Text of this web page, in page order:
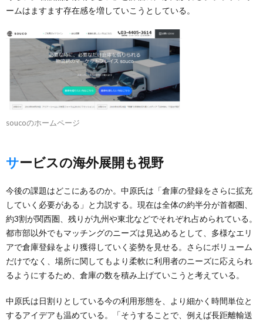
ームはますます存在感を増していこうとしている。
soucoのホームページ
サービスの海外展開も視野
今後の課題はどこにあるのか。中原氏は「倉庫の登録をさらに拡充
していく必要がある」と力説する。現在は全体の約半分が首都圏、
約3割が関西圏、残りが九州や東北などでそれぞれ占められている。
都市部以外でもマッチングのニーズは見込めるとして、多様なエリ
アで倉庫登録をより獲得していく姿勢を見せる。さらにボリューム
だけでなく、場所に関してもより柔軟に利用者のニーズに応えられ
るようにするため、倉庫の数を積み上げていこうと考えている。
中原氏は日割りとしている今の利用形態を、より細かく時間単位と
するアイデアも温めている。「そうすることで、例えば長距離輸送